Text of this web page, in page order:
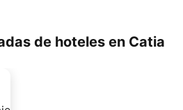
de hoteles en Catia